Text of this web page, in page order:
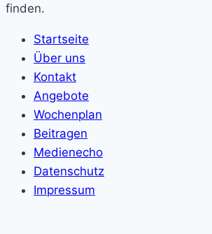
finden.
Startseite
Über uns
Kontakt
Angebote
Wochenplan
Beitragen
Medienecho
Datenschutz
Impressum